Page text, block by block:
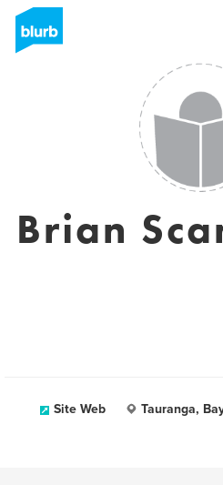
Brian
Site Web Tauranga,